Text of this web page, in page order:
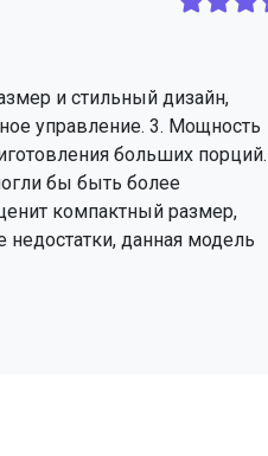
и стильный дизайн,
управление. 3. Мощность
больших порций.
бы быть более
компактный размер,
данная модель